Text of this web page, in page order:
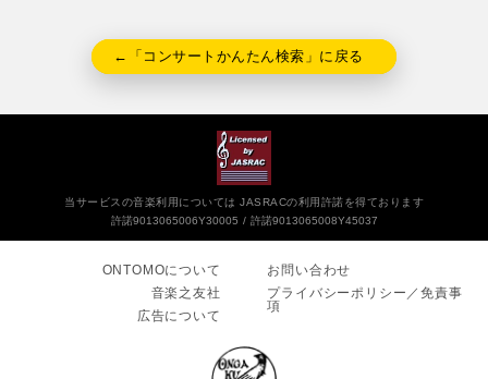
←「コンサートかんたん検索」に戻る
当サービスの音楽利用については JASRACの利用許諾を得ております
許諾9013065006Y30005
許諾9013065008Y45037
ONTOMOについて
音楽之友社
広告について
お問い合わせ
プライバシーポリシー／免責事
項